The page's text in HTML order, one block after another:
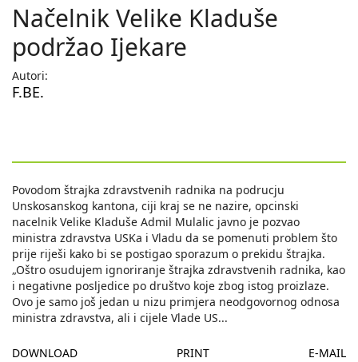
Načelnik Velike Kladuše
podržao Ijekare
Autori:
F.BE.
Povodom štrajka zdravstvenih radnika na podrucju
Unskosanskog kantona, ciji kraj se ne nazire, opcinski
nacelnik Velike Kladuše Admil Mulalic javno je pozvao
ministra zdravstva USKa i Vladu da se pomenuti problem što
prije riješi kako bi se postigao sporazum o prekidu štrajka.
„Oštro osudujem ignoriranje štrajka zdravstvenih radnika, kao
i negativne posljedice po društvo koje zbog istog proizlaze.
Ovo je samo još jedan u nizu primjera neodgovornog odnosa
ministra zdravstva, ali i cijele Vlade US...
DOWNLOAD PRINT E-MAIL